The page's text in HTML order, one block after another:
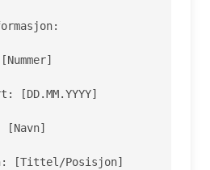
[Tittel/Posisjon]